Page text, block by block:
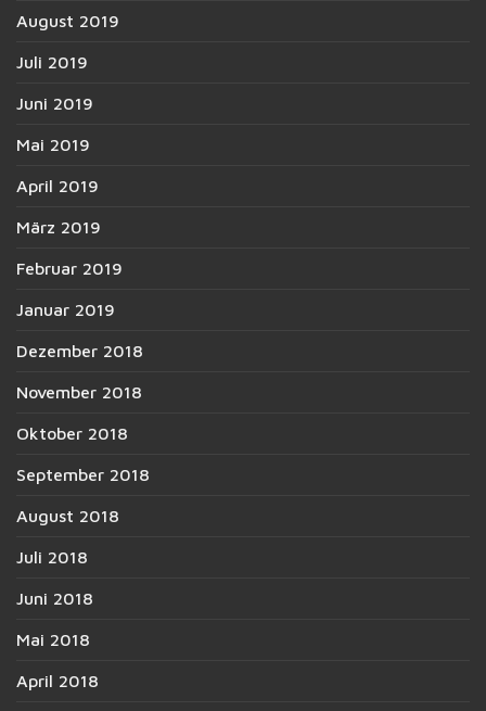
August 2019
Juli 2019
Juni 2019
Mai 2019
April 2019
März 2019
Februar 2019
Januar 2019
Dezember 2018
November 2018
Oktober 2018
September 2018
August 2018
Juli 2018
Juni 2018
Mai 2018
April 2018